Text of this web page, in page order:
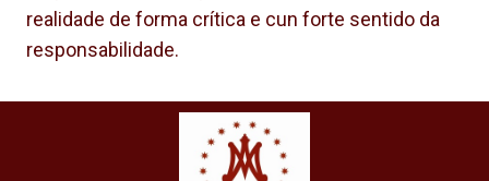
realidade de forma crítica e cun forte sentido da
responsabilidade.